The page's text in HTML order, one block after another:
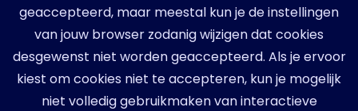
geaccepteerd, maar meestal kun je de instellingen
van jouw browser zodanig wijzigen dat cookies
desgewenst niet worden geaccepteerd. Als je ervoor
kiest om cookies niet te accepteren, kun je mogelijk
niet volledig gebruikmaken van interactieve